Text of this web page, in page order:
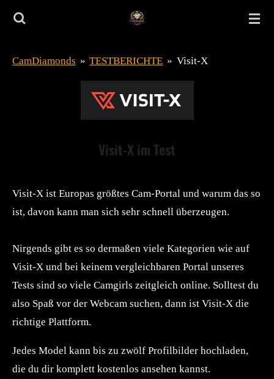
Zum
CamDiamonds » TESTBERICHTE » Visit-X
Visit-X im Test
Visit-X ist Europas größtes Cam-Portal und warum das so
ist, davon kann man sich sehr schnell überzeugen.
Nirgends gibt es so dermaßen viele Kategorien wie auf
Visit-X und bei keinem vergleichbaren Portal unseres
Tests sind so viele Camgirls zeitgleich online. Solltest du
also Spaß vor der Webcam suchen, dann ist Visit-X die
richtige Plattform.
Jedes Model kann bis zu zwölf Profilbilder hochladen,
die du dir komplett kostenlos ansehen kannst.